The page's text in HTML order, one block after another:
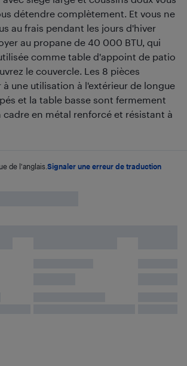
détendre complètement. Et vous ne
au frais pendant les jours d'hiver
au propane de 40 000 BTU, qui
comme table d'appoint de patio
le couvercle. Les 8 pièces
à une utilisation à l'extérieur de longue
et la table basse sont fermement
cadre en métal renforcé et résistant à
de l'anglais. Signaler une erreur de traduction